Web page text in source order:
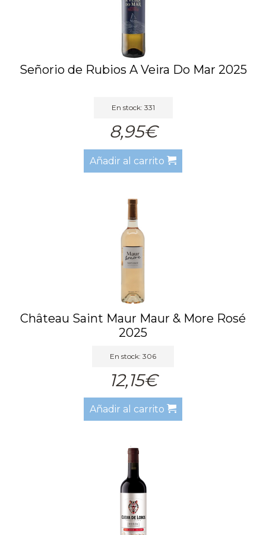
Señorio de Rubios A Veira Do Mar 2025
En stock: 331
8,95€
Añadir al carrito
Château Saint Maur Maur & More Rosé
2025
En stock: 306
12,15€
Añadir al carrito